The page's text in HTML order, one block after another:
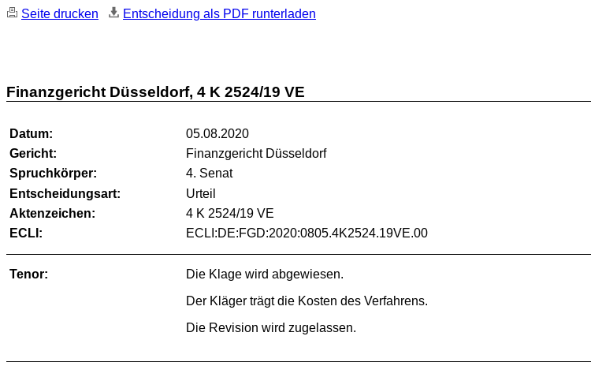
Seite drucken Entscheidung als PDF runterladen
Finanzgericht Düsseldorf, 4 K 2524/19 VE
Datum:
05.08.2020
Gericht:
Finanzgericht Düsseldorf
Spruchkörper:
4. Senat
Entscheidungsart:
Urteil
Aktenzeichen:
4 K 2524/19 VE
ECLI:
ECLI:DE:FGD:2020:0805.4K2524.19VE.00
Tenor:
Die Klage wird abgewiesen.
Der Kläger trägt die Kosten des Verfahrens.
Die Revision wird zugelassen.